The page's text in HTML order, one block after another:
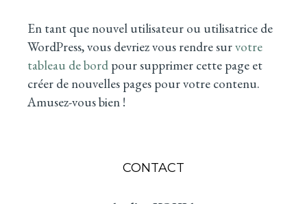
En tant que nouvel utilisateur ou utilisatrice de
WordPress, vous devriez vous rendre survotre
tableau de bord pour supprimer cette page et
créer de nouvelles pages pour votre contenu.
Amusez-vous bien !
CONTACT